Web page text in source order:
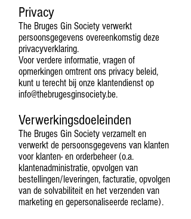
Privacy
The Bruges Gin Society verwerkt
persoonsgegevens overeenkomstig deze
privacyverklaring.
Voor verdere informatie, vragen of
opmerkingen omtrent ons privacy beleid,
kunt u terecht bij onze klantendienst op
info@thebrugesginsociety.be.
Verwerkingsdoeleinden
The Bruges Gin Society verzamelt en
verwerkt de persoonsgegevens van klanten
voor klanten- en orderbeheer (o.a.
klantenadministratie, opvolgen van
bestellingen/leveringen, facturatie, opvolgen
van de solvabiliteit en het verzenden van
marketing en gepersonaliseerde reclame).